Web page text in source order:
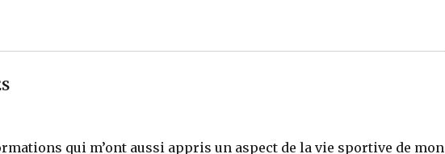
qui m’ont aussi appris un aspect de la vie sportive de mon